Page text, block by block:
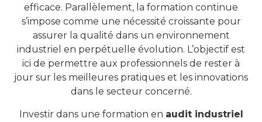
efficace. Parallèlement, la formation continue
s’impose comme une nécessité croissante pour
assurer la qualité dans un environnement
industriel en perpétuelle évolution. L’objectif est
ici de permettre aux professionnels de rester à
jour sur les meilleures pratiques et les innovations
dans le secteur concerné.
Investir dans une formation en audit industriel